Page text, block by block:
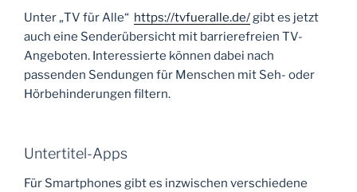
Unter „TV für Alle“ https://tvfueralle.de/gibt es jetzt
auch eine Senderübersicht mit barrierefreien TV-
Angeboten. Interessierte können dabei nach
passenden Sendungen für Menschen mit Seh- oder
Hörbehinderungen filtern.
Untertitel-Apps
Für Smartphones gibt es inzwischen verschiedene